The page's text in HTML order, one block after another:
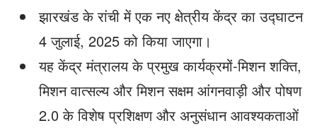
झारखंड के रांची में एक नए क्षेत्रीय केंद्र का उद्घाटन
4 जुलाई, 2025 को किया जाएगा।
यह केंद्र मंत्रालय के प्रमुख कार्यक्रमों-मिशन शक्ति,
मिशन वात्सल्य और मिशन सक्षम आंगनवाड़ी और पोषण
2.0 के विशेष प्रशिक्षण और अनुसंधान आवश्यकताओं